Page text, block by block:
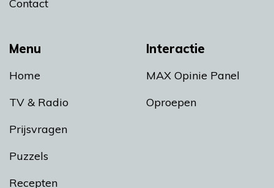
Menu
Home
TV & Radio
Prijsvragen
Puzzels
Recepten
Interactie
MAX Opinie Panel
Oproepen
Contact